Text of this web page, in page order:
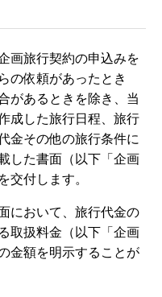
画旅行契約の申込みを
の依頼があったとき
があるときを除き、当
成した旅行日程、旅行
金その他の旅行条件に
した書面（以下「企画
交付します。
において、旅行代金の
取扱料金（以下「企画
金額を明示することが